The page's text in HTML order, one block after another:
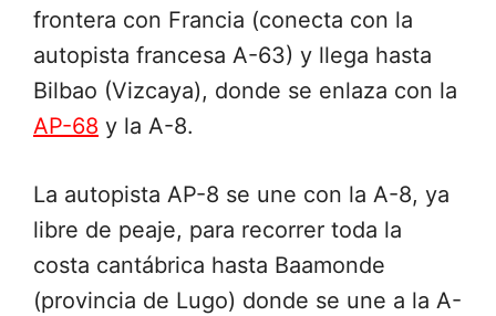
frontera con Francia (conecta con la
autopista francesa A-63) y llega hasta
Bilbao (Vizcaya), donde se enlaza con la
AP-68 y la A-8.
La autopista AP-8 se une con la A-8, ya
libre de peaje, para recorrer toda la
costa cantábrica hasta Baamonde
(provincia de Lugo) donde se une a la A-